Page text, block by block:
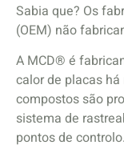
Sabia que? Os
(OEM) não
A MCD® é
calor de placas
compostos são
sistema de
pontos de controlo.